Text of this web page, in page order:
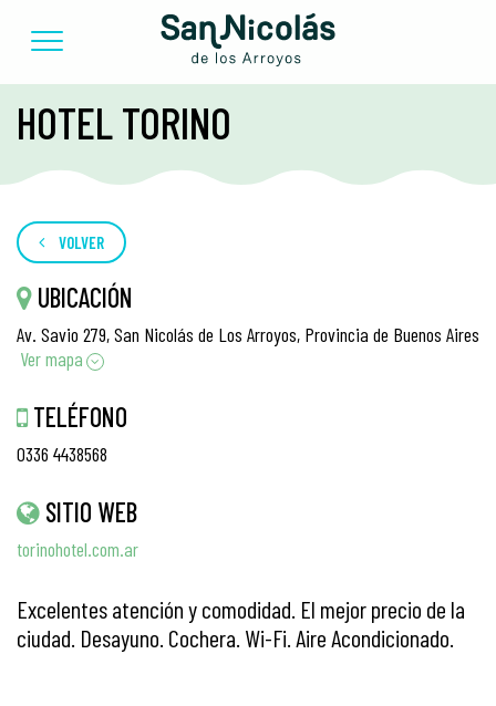
HOTEL TORINO
VOLVER
UBICACIÓN
Av. Savio 279, San Nicolás de Los Arroyos, Provincia de Buenos Aires
Ver mapa
TELÉFONO
0336 4438568
SITIO WEB
torinohotel.com.ar
Excelentes atención y comodidad. El mejor precio de la
ciudad. Desayuno. Cochera. Wi-Fi. Aire Acondicionado.